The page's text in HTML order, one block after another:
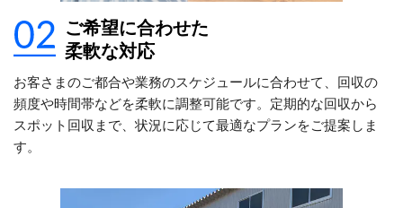
ご希望に合わせた
柔軟な対応
お客さまのご都合や業務のスケジュールに合わせて、回収の
頻度や時間帯などを柔軟に調整可能です。定期的な回収から
スポット回収まで、状況に応じて最適なプランをご提案しま
す。